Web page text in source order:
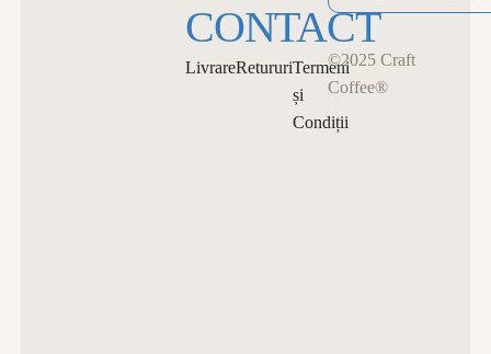
CONTACT
LivrareRetururiTermeni
și
Condiții
©2025 Craft
Coffee®